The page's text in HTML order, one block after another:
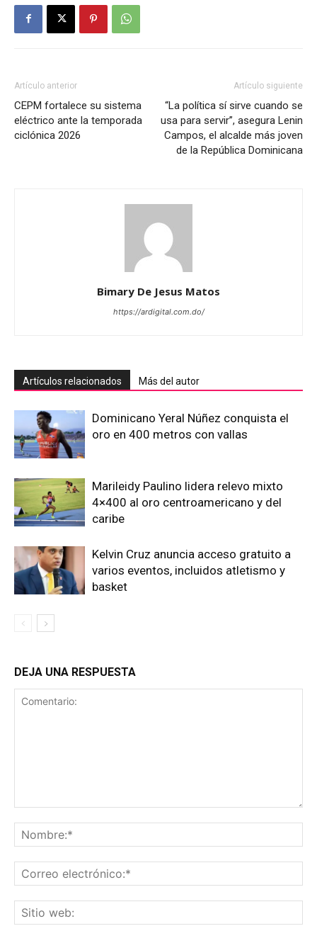
Artículo anterior
CEPM fortalece su sistema
eléctrico ante la temporada
ciclónica 2026
Artículo siguiente
“La política sí sirve cuando se
usa para servir”, asegura Lenin
Campos, el alcalde más joven
de la República Dominicana
Bimary De Jesus Matos
https://ardigital.com.do/
Artículos relacionados Más del autor
Dominicano Yeral Núñez conquista el
oro en 400 metros con vallas
Marileidy Paulino lidera relevo mixto
4×400 al oro centroamericano y del
caribe
Kelvin Cruz anuncia acceso gratuito a
varios eventos, incluidos atletismo y
basket
DEJA UNA RESPUESTA